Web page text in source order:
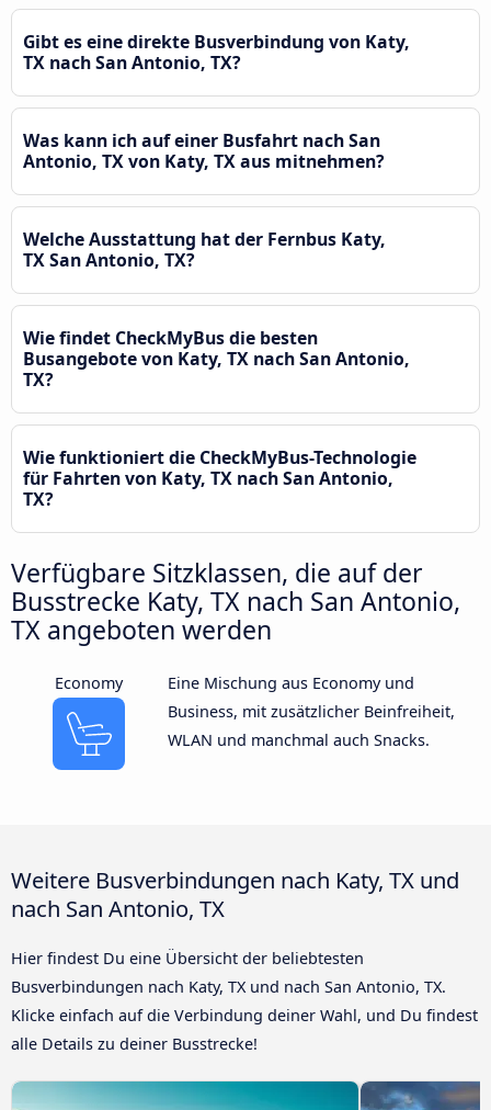
Gibt es eine direkte Busverbindung von Katy,
TX nach San Antonio, TX?
Was kann ich auf einer Busfahrt nach San
Antonio, TX von Katy, TX aus mitnehmen?
Welche Ausstattung hat der Fernbus Katy,
TX San Antonio, TX?
Wie findet CheckMyBus die besten
Busangebote von Katy, TX nach San Antonio,
TX?
Wie funktioniert die CheckMyBus-Technologie
für Fahrten von Katy, TX nach San Antonio,
TX?
Verfügbare Sitzklassen, die auf der
Busstrecke Katy, TX nach San Antonio,
TX angeboten werden
Economy
Eine Mischung aus Economy und
Business, mit zusätzlicher Beinfreiheit,
WLAN und manchmal auch Snacks.
Weitere Busverbindungen nach Katy, TX und
nach San Antonio, TX
Hier findest Du eine Übersicht der beliebtesten
Busverbindungen nach Katy, TX und nach San Antonio, TX.
Klicke einfach auf die Verbindung deiner Wahl, und Du findest
alle Details zu deiner Busstrecke!